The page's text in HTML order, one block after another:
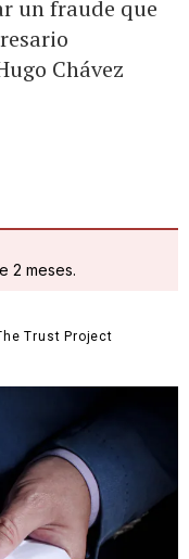
un fraude que
Chávez
2 meses.